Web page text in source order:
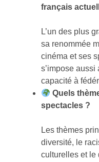
français
L’un des plus
sa renommée
cinéma et ses
s’impose
capacité à
Quels
spectacles ?
Les thèmes
diversité, le
culturelles et le